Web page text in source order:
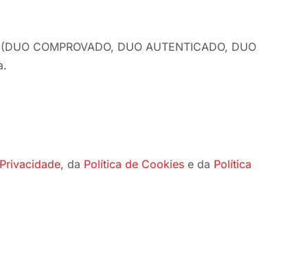
COMPROVADO, DUO AUTENTICADO, DUO
, da Política de Cookies e da Política